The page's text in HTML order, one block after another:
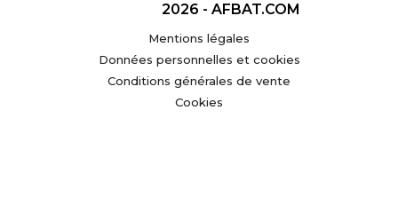
2026 - AFBAT.COM
Mentions légales
Données personnelles et cookies
Conditions générales de vente
Cookies